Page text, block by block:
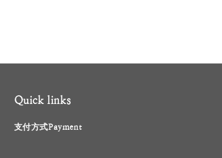
Quick links
支付方式Payment